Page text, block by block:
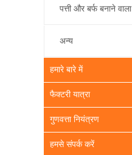
पत्ती और बर्फ बनाने वाला
अन्य
हमारे बारे में
फैक्टरी यात्रा
गुणवत्ता नियंत्रण
हमसे संपर्क करें